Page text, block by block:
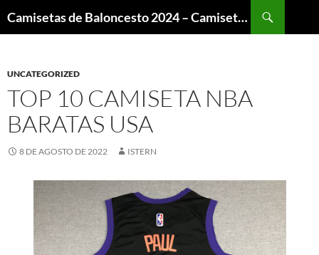
Camisetas de Baloncesto 2024 – Camisetas NBA
UNCATEGORIZED
TOP 10 CAMISETA NBA
BARATAS USA
8 DE AGOSTO DE 2022 ISTERN